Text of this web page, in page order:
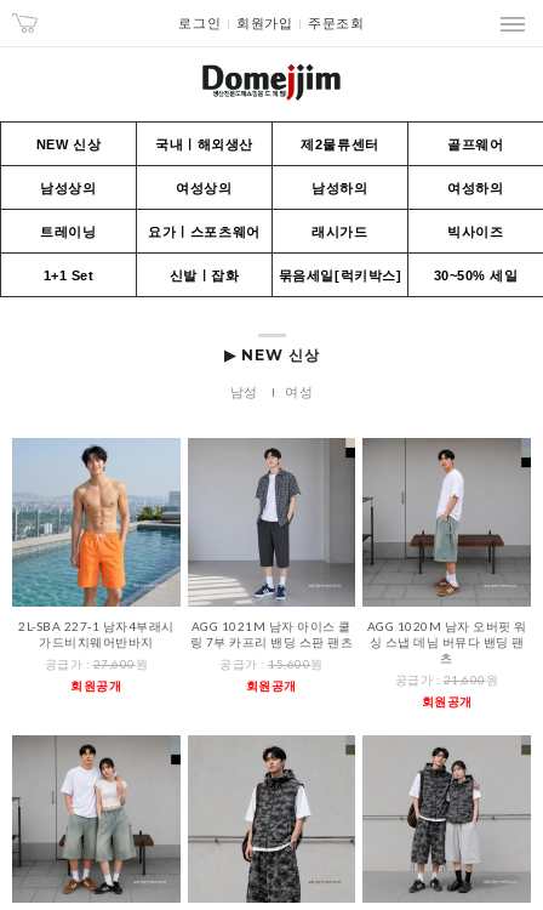
로그인 회원가입 주문조회
NEW 신상 국내ㅣ해외생산 제2물류센터 골프웨어
남성상의 여성상의 남성하의 여성하의
트레이닝 요가ㅣ스포츠웨어 래시가드 빅사이즈
1+1 Set 신발ㅣ잡화 묶음세일[럭키박스] 30~50% 세일
▶ NEW 신상
남성 여성
2L-SBA 227-1 남자4부래시
가드비치웨어반바지
공급가 :27,600원
회원공개
AGG 1021M 남자 아이스 쿨
링 7부 카프리 밴딩 스판 팬츠
공급가 :15,600원
회원공개
AGG 1020M 남자 오버핏 워
싱 스냅 데님 버뮤다 밴딩 팬
츠
공급가 : 21,600원
회원공개